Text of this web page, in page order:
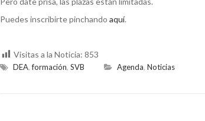
Puedes inscribirte pinchando aquí.
Visitas a la Noticia: 853
DEA,formación, SVB Agenda, Noticias